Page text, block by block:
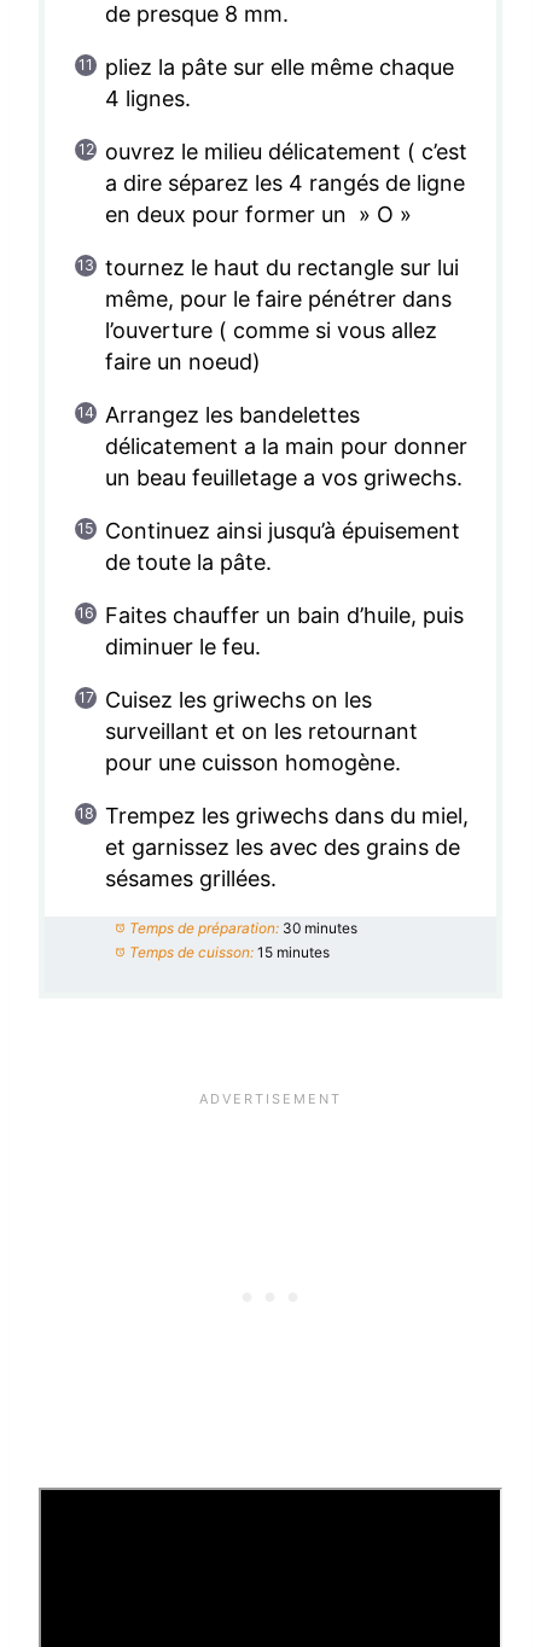
de presque 8 mm.
pliez la pâte sur elle même chaque
4 lignes.
ouvrez le milieu délicatement ( c’est
a dire séparez les 4 rangés de ligne
en deux pour former un » O »
tournez le haut du rectangle sur lui
même, pour le faire pénétrer dans
l’ouverture ( comme si vous allez
faire un noeud)
Arrangez les bandelettes
délicatement a la main pour donner
un beau feuilletage a vos griwechs.
Continuez ainsi jusqu’à épuisement
de toute la pâte.
Faites chauffer un bain d’huile, puis
diminuer le feu.
Cuisez les griwechs on les
surveillant et on les retournant
pour une cuisson homogène.
Trempez les griwechs dans du miel,
et garnissez les avec des grains de
sésames grillées.
Temps de préparation: 30 minutes
Temps de cuisson: 15 minutes